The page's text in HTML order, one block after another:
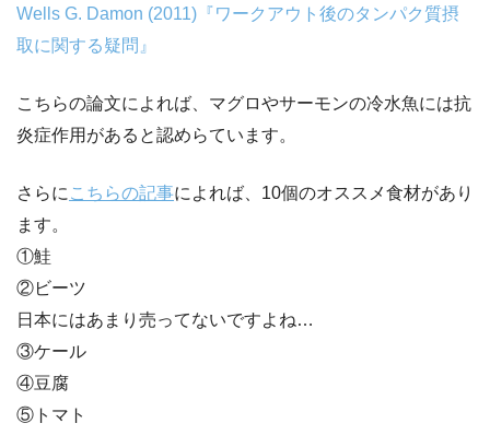
Wells G. Damon (2011)『ワークアウト後のタンパク質摂
取に関する疑問』
こちらの論文によれば、マグロやサーモンの冷水魚には抗
炎症作用があると認めらています。
さらに こちらの記事によれば、10個のオススメ食材があり
ます。
①鮭
②ビーツ
日本にはあまり売ってないですよね…
③ケール
④豆腐
⑤トマト